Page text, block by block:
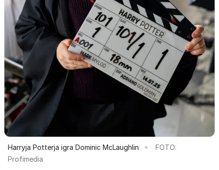
Harryja Potterja igra Dominic McLaughlin
FOTO:
Profimedia